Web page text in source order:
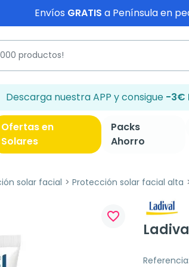
Envíos GRATIS a Península en
Descarga nuestra APP y consigue -3€
Ofertas en
Solares
Packs
Ahorro
solar facial Protección solar facial alta
favorite_border
Referencia: